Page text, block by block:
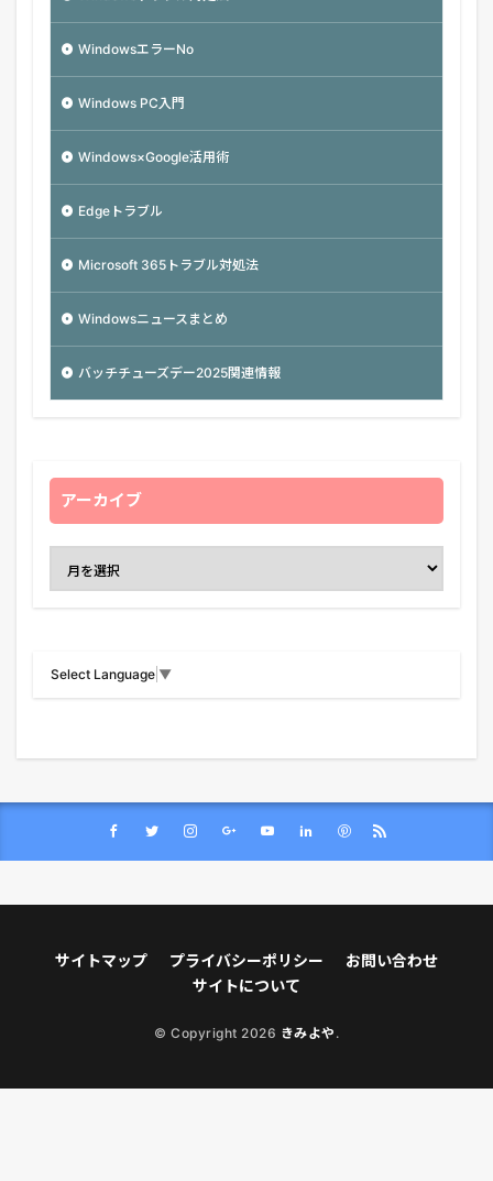
WindowsエラーNo
Windows PC入門
Windows×Google活用術
Edgeトラブル
Microsoft 365トラブル対処法
Windowsニュースまとめ
バッチチューズデー2025関連情報
アーカイブ
Select Language ▼
サイトマップ プライバシーポリシー
お問い合わせ
サイトについて
© Copyright 2026 きみよや .